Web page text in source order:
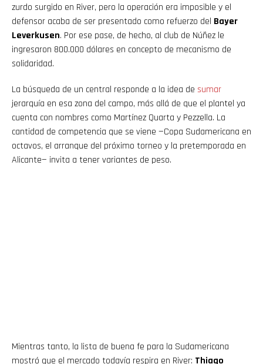
zurdo surgido en River, pero la operación era imposible y el
defensor acaba de ser presentado como refuerzo del Bayer
Leverkusen. Por ese pase, de hecho, al club de Núñez le
ingresaron 800.000 dólares en concepto de mecanismo de
solidaridad.
La búsqueda de un central responde a la idea de sumar
jerarquía en esa zona del campo, más allá de que el plantel ya
cuenta con nombres como Martínez Quarta y Pezzella. La
cantidad de competencia que se viene —Copa Sudamericana en
octavos, el arranque del próximo torneo y la pretemporada en
Alicante— invita a tener variantes de peso.
Mientras tanto, la lista de buena fe para la Sudamericana
mostró que el mercado todavía respira en River: Thiago